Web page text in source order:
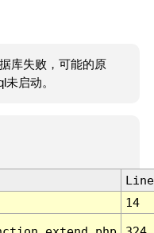
库失败，可能的原
启动。
Line
14